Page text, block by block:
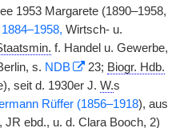
1953 Margarete (1890–1958,
Wirtsch- u.
f. Handel u. Gewerbe,
s. NDB 23; Biogr. Hdb.
seit d. 1930er J. W.s
Rüffer (1856–1918), aus
, JR ebd., u. d. Clara Booch, 2)